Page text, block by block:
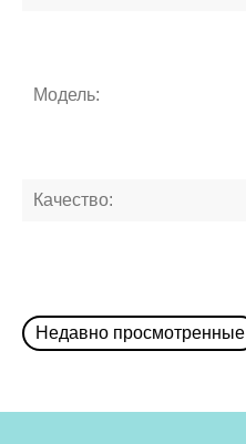
Модель:
Качество:
Недавно просмотренные